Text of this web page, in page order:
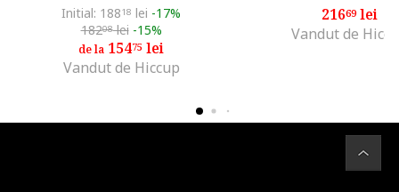
Initial: 18818 lei -17%
18208lei -15%
de la 15475 lei
Vandut de Hiccup
21669lei
Vandut de